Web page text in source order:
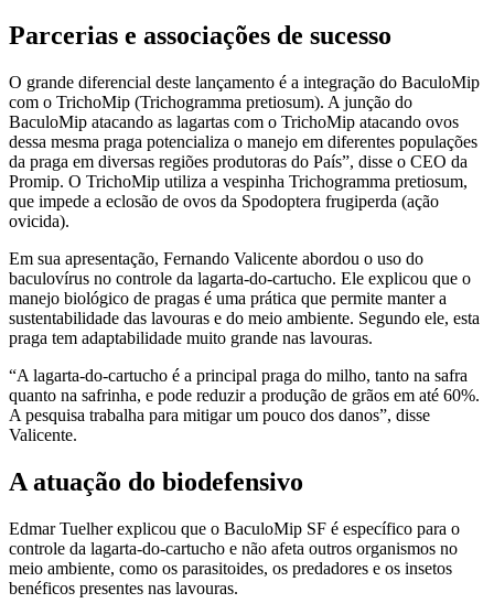
Parcerias e associações de sucesso
O grande diferencial deste lançamento é a integração do BaculoMip
com o TrichoMip (Trichogramma pretiosum). A junção do
BaculoMip atacando as lagartas com o TrichoMip atacando ovos
dessa mesma praga potencializa o manejo em diferentes populações
da praga em diversas regiões produtoras do País”, disse o CEO da
Promip. O TrichoMip utiliza a vespinha Trichogramma pretiosum,
que impede a eclosão de ovos da Spodoptera frugiperda (ação
ovicida).
Em sua apresentação, Fernando Valicente abordou o uso do
baculovírus no controle da lagarta-do-cartucho. Ele explicou que o
manejo biológico de pragas é uma prática que permite manter a
sustentabilidade das lavouras e do meio ambiente. Segundo ele, esta
praga tem adaptabilidade muito grande nas lavouras.
“A lagarta-do-cartucho é a principal praga do milho, tanto na safra
quanto na safrinha, e pode reduzir a produção de grãos em até 60%.
A pesquisa trabalha para mitigar um pouco dos danos”, disse
Valicente.
A atuação do biodefensivo
Edmar Tuelher explicou que o BaculoMip SF é específico para o
controle da lagarta-do-cartucho e não afeta outros organismos no
meio ambiente, como os parasitoides, os predadores e os insetos
benéficos presentes nas lavouras.